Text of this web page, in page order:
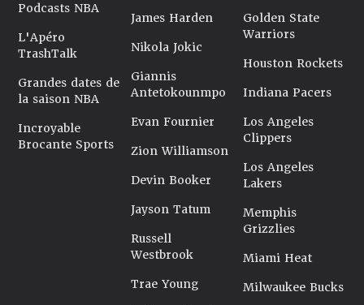
Podcasts NBA
L'Apéro
TrashTalk
Grandes dates de
la saison NBA
Incroyable
Brocante Sports
James Harden
Nikola Jokic
Giannis
Antetokounmpo
Evan Fournier
Zion Williamson
Devin Booker
Jayson Tatum
Russell
Westbrook
Trae Young
Golden State
Warriors
Houston Rockets
Indiana Pacers
Los Angeles
Clippers
Los Angeles
Lakers
Memphis
Grizzlies
Miami Heat
Milwaukee Bucks